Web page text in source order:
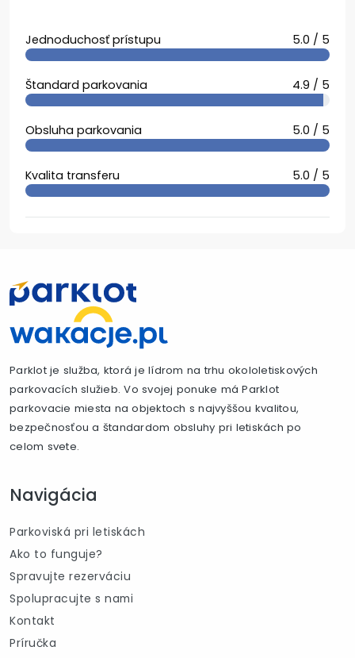
Jednoduchosť prístupu 5.0 / 5
Štandard parkovania 4.9 / 5
Obsluha parkovania 5.0 / 5
Kvalita transferu 5.0 / 5
Parklot je služba, ktorá je lídrom na trhu okololetiskových
parkovacích služieb. Vo svojej ponuke má Parklot
parkovacie miesta na objektoch s najvyššou kvalitou,
bezpečnosťou a štandardom obsluhy pri letiskách po
celom svete.
Navigácia
Parkoviská pri letiskách
Ako to funguje?
Spravujte rezerváciu
Spolupracujte s nami
Kontakt
Príručka